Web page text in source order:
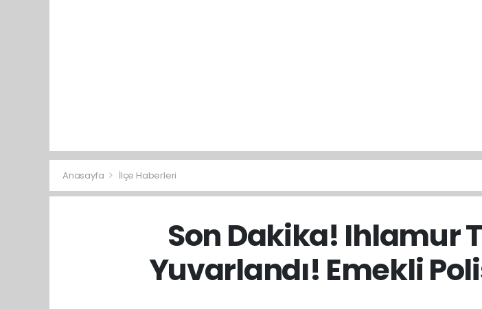
Anasayfa İlçe Haberleri
Son Dakika! Ihlamur
Yuvarlandı! Emekli